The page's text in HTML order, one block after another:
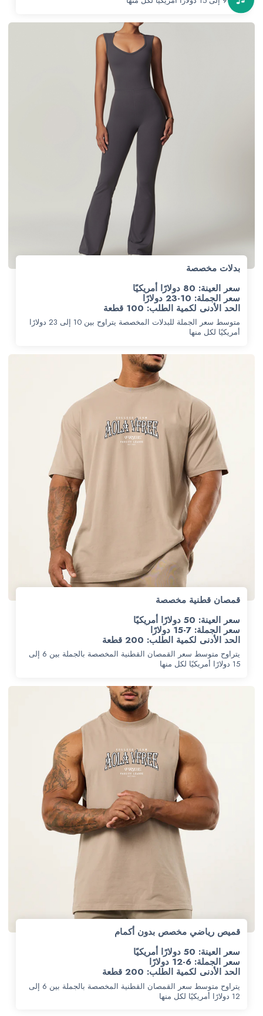
بدلات مخصصة
سعر العينة: 80 دولارًا أمريكيًا
سعر الجملة: 10-23 دولارًا
الحد الأدنى لكمية الطلب: 100 قطعة
متوسط سعر الجملة للبدلات المخصصة يتراوح بين 10 إلى 23 دولارًا
أمريكيًا لكل منها
قمصان قطنية مخصصة
سعر العينة: 50 دولارًا أمريكيًا
سعر الجملة: 7-15 دولارًا
الحد الأدنى لكمية الطلب: 200 قطعة
يتراوح متوسط سعر القمصان القطنية المخصصة بالجملة بين 6 إلى
15 دولارًا أمريكيًا لكل منها
قميص رياضي مخصص بدون أكمام
سعر العينة: 50 دولارًا أمريكيًا
سعر الجملة: 6-12 دولارًا
الحد الأدنى لكمية الطلب: 200 قطعة
يتراوح متوسط سعر القمصان القطنية المخصصة بالجملة بين 6 إلى
12 دولارًا أمريكيًا لكل منها